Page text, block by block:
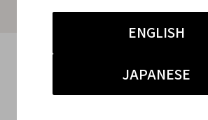
ENGLISH
JAPANESE
『対象ブランド買取20%キャンペ
2023.04.25
#買取 #広尾店